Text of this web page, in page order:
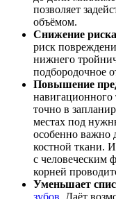
позволяет
объёмом.
Снижение
риск
нижнего
подбородочное
Повышение
навигационного
точно в
местах под
особенно важно
костной ткани.
с человеческим
корней
Уменьшает